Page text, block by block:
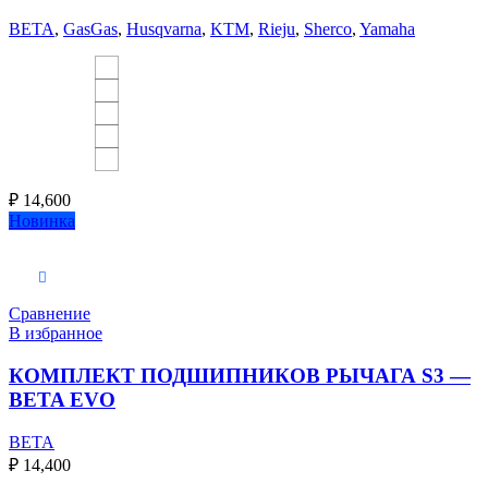
BETA, GasGas, Husqvarna, KTM, Rieju, Sherco, Yamaha
₽ 14,600
Новинка
Сравнение
В избранное
КОМПЛЕКТ ПОДШИПНИКОВ РЫЧАГА S3 —
BETA EVO
BETA
₽ 14,400